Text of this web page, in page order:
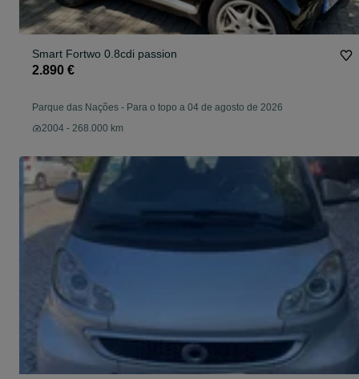
Smart Fortwo 0.8cdi passion
2.890 €
Parque das Nações - Para o topo a 04 de agosto de 2026
2004 - 268.000 km